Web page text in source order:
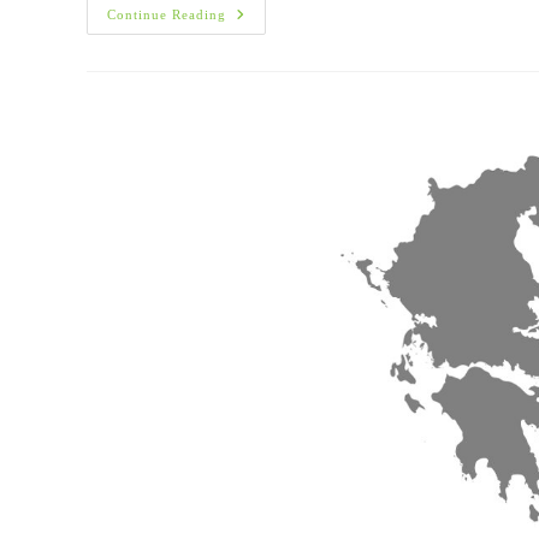
Continue Reading
Στοματικές
Έξεις